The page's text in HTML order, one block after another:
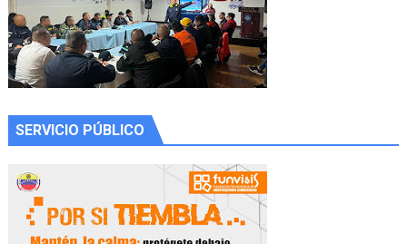
SERVICIO PÚBLICO